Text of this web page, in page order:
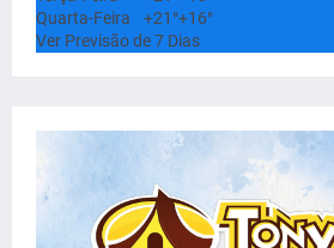
Quarta-Feira
+21°+16°
Ver Previsão de 7 Dias